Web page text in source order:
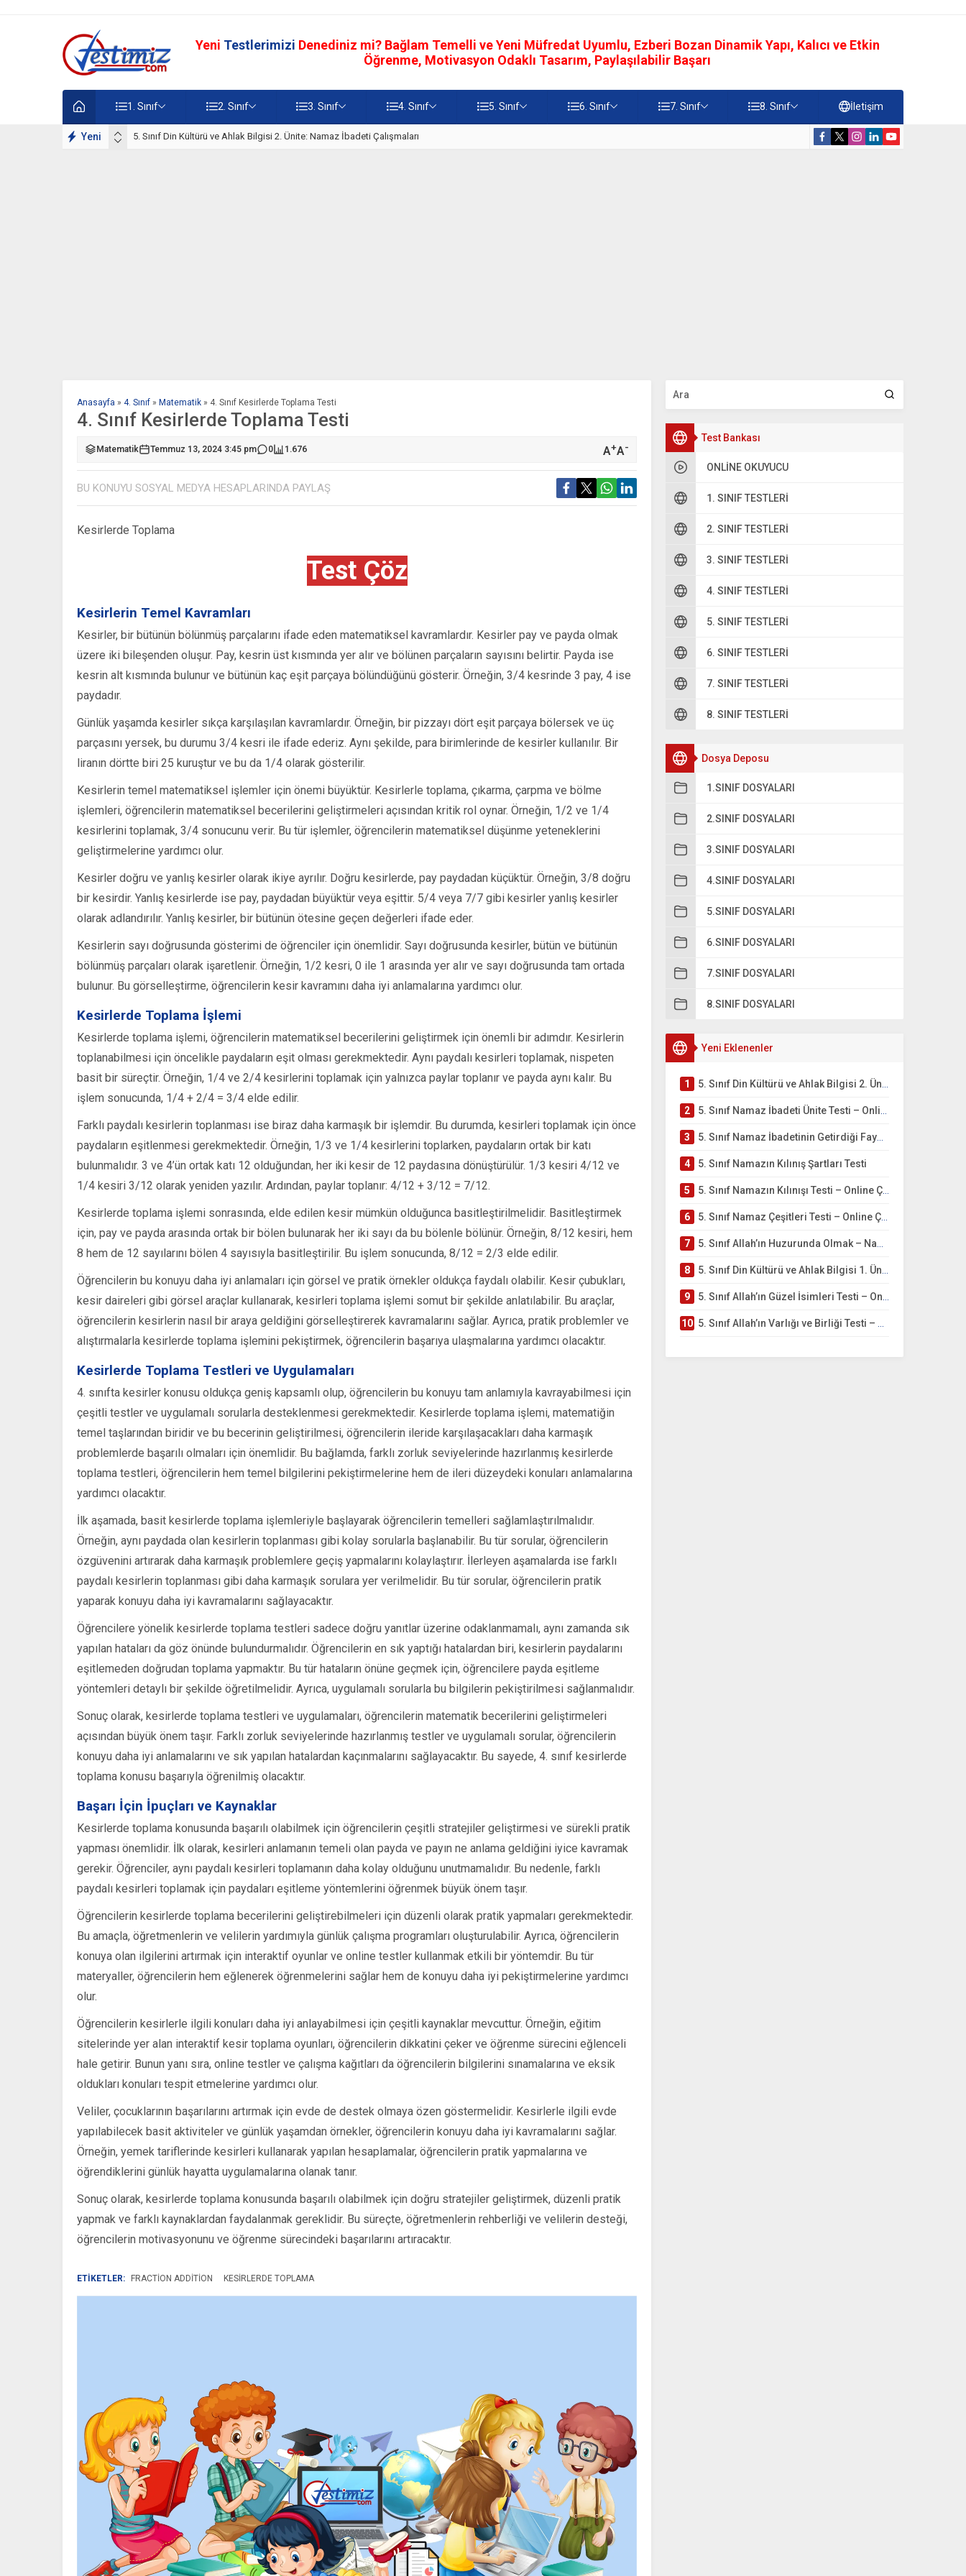
Yeni Testlerimizi Denediniz mi? Bağlam Temelli ve Yeni Müfredat Uyumlu, Ezberi Bozan Dinamik Yapı, Kalıcı ve Etkin
Öğrenme, Motivasyon Odaklı Tasarım, Paylaşılabilir Başarı
1. Sınıf 2. Sınıf 3. Sınıf 4. Sınıf 5. Sınıf 6. Sınıf 7. Sınıf 8. Sınıf İletişim
Yeni 5. Sınıf Namaz İbadeti Ünite Testi – Online Çöz
Test Bankası
ONLINE OKUYUCU
1. SINIF TESTLERI
2. SINIF TESTLERI
3. SINIF TESTLERI
4. SINIF TESTLERI
5. SINIF TESTLERI
6. SINIF TESTLERI
7. SINIF TESTLERI
8. SINIF TESTLERI
Dosya Deposu
1.SINIF DOSYALARI
2.SINIF DOSYALARI
3.SINIF DOSYALARI
4.SINIF DOSYALARI
5.SINIF DOSYALARI
6.SINIF DOSYALARI
7.SINIF DOSYALARI
8.SINIF DOSYALARI
Yeni Eklenenler
1 5. Sınıf Din Kültürü ve Ahlak Bilgisi 2. Ünite: Namaz İbadeti Çalışmaları
2 5. Sınıf Namaz İbadeti Ünite Testi – Online Çöz
3 5. Sınıf Namaz İbadetinin Getirdiği Faydalar Testi
4 5. Sınıf Namazın Kılınış Şartları Testi
5 5. Sınıf Namazın Kılınışı Testi – Online Çöz
6 5. Sınıf Namaz Çeşitleri Testi – Online Çöz
7 5. Sınıf Allah’ın Huzurunda Olmak – Namaz İbadeti Testi
8 5. Sınıf Din Kültürü ve Ahlak Bilgisi 1. Ünite: Allah İnancı Çalışmaları
9 5. Sınıf Allah’ın Güzel İsimleri Testi – Online Çöz
10 5. Sınıf Allah’ın Varlığı ve Birliği Testi – Online Çöz
Anasayfa » 4. Sınıf » Matematik » 4. Sınıf Kesirlerde Toplama Testi
4. Sınıf Kesirlerde Toplama Testi
Matematik Temmuz 13, 2024 3:45 pm 0 1.676 A+A-
BU KONUYU SOSYAL MEDYA HESAPLARINDA PAYLAŞ
Kesirlerde Toplama
Test Çöz
Kesirlerin Temel Kavramları
Kesirler, bir bütünün bölünmüş parçalarını ifade eden matematiksel kavramlardır. Kesirler pay ve payda olmak
üzere iki bileşenden oluşur. Pay, kesrin üst kısmında yer alır ve bölünen parçaların sayısını belirtir. Payda ise
kesrin alt kısmında bulunur ve bütünün kaç eşit parçaya bölündüğünü gösterir. Örneğin, 3/4 kesrinde 3 pay, 4 ise
paydadır.
Günlük yaşamda kesirler sıkça karşılaşılan kavramlardır. Örneğin, bir pizzayı dört eşit parçaya bölersek ve üç
parçasını yersek, bu durumu 3/4 kesri ile ifade ederiz. Aynı şekilde, para birimlerinde de kesirler kullanılır. Bir
liranın dörtte biri 25 kuruştur ve bu da 1/4 olarak gösterilir.
Kesirlerin temel matematiksel işlemler için önemi büyüktür. Kesirlerle toplama, çıkarma, çarpma ve bölme
işlemleri, öğrencilerin matematiksel becerilerini geliştirmeleri açısından kritik rol oynar. Örneğin, 1/2 ve 1/4
kesirlerini toplamak, 3/4 sonucunu verir. Bu tür işlemler, öğrencilerin matematiksel düşünme yeteneklerini
geliştirmelerine yardımcı olur.
Kesirler doğru ve yanlış kesirler olarak ikiye ayrılır. Doğru kesirlerde, pay paydadan küçüktür. Örneğin, 3/8 doğru
bir kesirdir. Yanlış kesirlerde ise pay, paydadan büyüktür veya eşittir. 5/4 veya 7/7 gibi kesirler yanlış kesirler
olarak adlandırılır. Yanlış kesirler, bir bütünün ötesine geçen değerleri ifade eder.
Kesirlerin sayı doğrusunda gösterimi de öğrenciler için önemlidir. Sayı doğrusunda kesirler, bütün ve bütünün
bölünmüş parçaları olarak işaretlenir. Örneğin, 1/2 kesri, 0 ile 1 arasında yer alır ve sayı doğrusunda tam ortada
bulunur. Bu görselleştirme, öğrencilerin kesir kavramını daha iyi anlamalarına yardımcı olur.
Kesirlerde Toplama İşlemi
Kesirlerde toplama işlemi, öğrencilerin matematiksel becerilerini geliştirmek için önemli bir adımdır. Kesirlerin
toplanabilmesi için öncelikle paydaların eşit olması gerekmektedir. Aynı paydalı kesirleri toplamak, nispeten
basit bir süreçtir. Örneğin, 1/4 ve 2/4 kesirlerini toplamak için yalnızca paylar toplanır ve payda aynı kalır. Bu
işlem sonucunda, 1/4 + 2/4 = 3/4 elde edilir.
Farklı paydalı kesirlerin toplanması ise biraz daha karmaşık bir işlemdir. Bu durumda, kesirleri toplamak için önce
paydaların eşitlenmesi gerekmektedir. Örneğin, 1/3 ve 1/4 kesirlerini toplarken, paydaların ortak bir katı
bulunmalıdır. 3 ve 4’ün ortak katı 12 olduğundan, her iki kesir de 12 paydasına dönüştürülür. 1/3 kesiri 4/12 ve
1/4 kesiri 3/12 olarak yeniden yazılır. Ardından, paylar toplanır: 4/12 + 3/12 = 7/12.
Kesirlerde toplama işlemi sonrasında, elde edilen kesir mümkün olduğunca basitleştirilmelidir. Basitleştirmek
için, pay ve payda arasında ortak bir bölen bulunarak her iki sayı da bu bölenle bölünür. Örneğin, 8/12 kesiri, hem
8 hem de 12 sayılarını bölen 4 sayısıyla basitleştirilir. Bu işlem sonucunda, 8/12 = 2/3 elde edilir.
Öğrencilerin bu konuyu daha iyi anlamaları için görsel ve pratik örnekler oldukça faydalı olabilir. Kesir çubukları,
kesir daireleri gibi görsel araçlar kullanarak, kesirleri toplama işlemi somut bir şekilde anlatılabilir. Bu araçlar,
öğrencilerin kesirlerin nasıl bir araya geldiğini görselleştirerek kavramalarını sağlar. Ayrıca, pratik problemler ve
alıştırmalarla kesirlerde toplama işlemini pekiştirmek, öğrencilerin başarıya ulaşmalarına yardımcı olacaktır.
Kesirlerde Toplama Testleri ve Uygulamaları
4. sınıfta kesirler konusu oldukça geniş kapsamlı olup, öğrencilerin bu konuyu tam anlamıyla kavrayabilmesi için
çeşitli testler ve uygulamalı sorularla desteklenmesi gerekmektedir. Kesirlerde toplama işlemi, matematiğin
temel taşlarından biridir ve bu becerinin geliştirilmesi, öğrencilerin ileride karşılaşacakları daha karmaşık
problemlerde başarılı olmaları için önemlidir. Bu bağlamda, farklı zorluk seviyelerinde hazırlanmış kesirlerde
toplama testleri, öğrencilerin hem temel bilgilerini pekiştirmelerine hem de ileri düzeydeki konuları anlamalarına
yardımcı olacaktır.
İlk aşamada, basit kesirlerde toplama işlemleriyle başlayarak öğrencilerin temelleri sağlamlaştırılmalıdır.
Örneğin, aynı paydada olan kesirlerin toplanması gibi kolay sorularla başlanabilir. Bu tür sorular, öğrencilerin
özgüvenini artırarak daha karmaşık problemlere geçiş yapmalarını kolaylaştırır. İlerleyen aşamalarda ise farklı
paydalı kesirlerin toplanması gibi daha karmaşık sorulara yer verilmelidir. Bu tür sorular, öğrencilerin pratik
yaparak konuyu daha iyi kavramalarını sağlayacaktır.
Öğrencilere yönelik kesirlerde toplama testleri sadece doğru yanıtlar üzerine odaklanmamalı, aynı zamanda sık
yapılan hataları da göz önünde bulundurmalıdır. Öğrencilerin en sık yaptığı hatalardan biri, kesirlerin paydalarını
eşitlemeden doğrudan toplama yapmaktır. Bu tür hataların önüne geçmek için, öğrencilere payda eşitleme
yöntemleri detaylı bir şekilde öğretilmelidir. Ayrıca, uygulamalı sorularla bu bilgilerin pekiştirilmesi sağlanmalıdır.
Sonuç olarak, kesirlerde toplama testleri ve uygulamaları, öğrencilerin matematik becerilerini geliştirmeleri
açısından büyük önem taşır. Farklı zorluk seviyelerinde hazırlanmış testler ve uygulamalı sorular, öğrencilerin
konuyu daha iyi anlamalarını ve sık yapılan hatalardan kaçınmalarını sağlayacaktır. Bu sayede, 4. sınıf kesirlerde
toplama konusu başarıyla öğrenilmiş olacaktır.
Başarı İçin İpuçları ve Kaynaklar
Kesirlerde toplama konusunda başarılı olabilmek için öğrencilerin çeşitli stratejiler geliştirmesi ve sürekli pratik
yapması önemlidir. İlk olarak, kesirleri anlamanın temeli olan payda ve payın ne anlama geldiğini iyice kavramak
gerekir. Öğrenciler, aynı paydalı kesirleri toplamanın daha kolay olduğunu unutmamalıdır. Bu nedenle, farklı
paydalı kesirleri toplamak için paydaları eşitleme yöntemlerini öğrenmek büyük önem taşır.
Öğrencilerin kesirlerde toplama becerilerini geliştirebilmeleri için düzenli olarak pratik yapmaları gerekmektedir.
Bu amaçla, öğretmenlerin ve velilerin yardımıyla günlük çalışma programları oluşturulabilir. Ayrıca, öğrencilerin
konuya olan ilgilerini artırmak için interaktif oyunlar ve online testler kullanmak etkili bir yöntemdir. Bu tür
materyaller, öğrencilerin hem eğlenerek öğrenmelerini sağlar hem de konuyu daha iyi pekiştirmelerine yardımcı
olur.
Öğrencilerin kesirlerle ilgili konuları daha iyi anlayabilmesi için çeşitli kaynaklar mevcuttur. Örneğin, eğitim
sitelerinde yer alan interaktif kesir toplama oyunları, öğrencilerin dikkatini çeker ve öğrenme sürecini eğlenceli
hale getirir. Bunun yanı sıra, online testler ve çalışma kağıtları da öğrencilerin bilgilerini sınamalarına ve eksik
oldukları konuları tespit etmelerine yardımcı olur.
Veliler, çocuklarının başarılarını artırmak için evde de destek olmaya özen göstermelidir. Kesirlerle ilgili evde
yapılabilecek basit aktiviteler ve günlük yaşamdan örnekler, öğrencilerin konuyu daha iyi kavramalarını sağlar.
Örneğin, yemek tariflerinde kesirleri kullanarak yapılan hesaplamalar, öğrencilerin pratik yapmalarına ve
öğrendiklerini günlük hayatta uygulamalarına olanak tanır.
Sonuç olarak, kesirlerde toplama konusunda başarılı olabilmek için doğru stratejiler geliştirmek, düzenli pratik
yapmak ve farklı kaynaklardan faydalanmak gereklidir. Bu süreçte, öğretmenlerin rehberliği ve velilerin desteği,
öğrencilerin motivasyonunu ve öğrenme sürecindeki başarılarını artıracaktır.
ETİKETLER: FRACTION ADDITION KESIRLERDE TOPLAMA